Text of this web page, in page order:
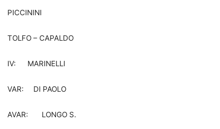
PICCININI
TOLFO – CAPALDO
IV: MARINELLI
VAR: DI PAOLO
AVAR: LONGO S.